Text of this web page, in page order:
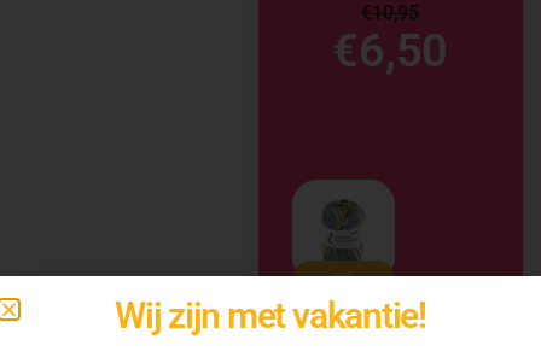
€10,95
€6,50
Wij zijn met vakantie!